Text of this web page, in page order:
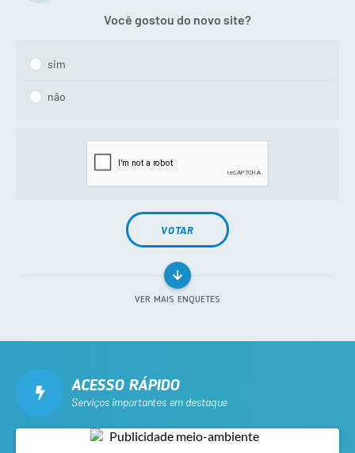
Você gostou do novo site?
sim
não
VOTAR
VER MAIS ENQUETES
ACESSO RÁPIDO
Serviços importantes em destaque